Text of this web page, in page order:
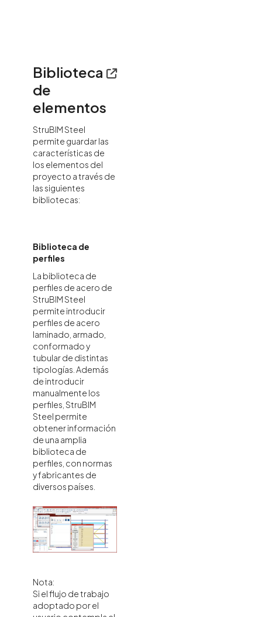
Biblioteca
de
elementos
StruBIM Steel
permite guardar las
características de
los elementos del
proyecto a través de
las siguientes
bibliotecas:
Biblioteca de
perfiles
La biblioteca de
perfiles de acero de
StruBIM Steel
permite introducir
perfiles de acero
laminado, armado,
conformado y
tubular de distintas
tipologías. Además
de introducir
manualmente los
perfiles, StruBIM
Steel permite
obtener información
de una amplia
biblioteca de
perfiles, con normas
y fabricantes de
diversos países.
Nota:
Si el flujo de trabajo
adoptado por el